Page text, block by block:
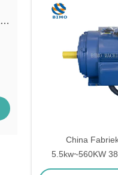
motorexport@bimo-idea.com
China
5.5kw~560KW
Series Open